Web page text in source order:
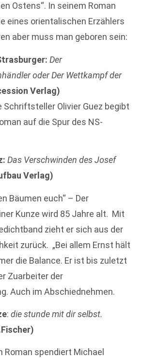
Ostens“. In seinem Roman
eines orientalischen Erzählers
aber muss man geboren sein:
Der
oder Der Wettkampf der
Verlag)
Schriftsteller Olivier Guez begibt
auf die Spur des NS-
Das Verschwinden des Josef
Verlag)
Bäumen euch“ – Der
Kunze wird 85 Jahre alt. Mit
zieht er sich aus der
zurück. „Bei allem Ernst hält
die Balance. Er ist bis zuletzt
Zuarbeiter der
Auch im Abschiednehmen.
: die stunde mit dir selbst.
Roman spendiert Michael